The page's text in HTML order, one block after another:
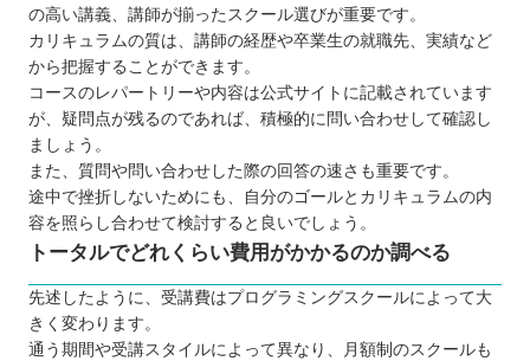
の高い講義、講師が揃ったスクール選びが重要です。
カリキュラムの質は、講師の経歴や卒業生の就職先、実績など
から把握することができます。
コースのレパートリーや内容は公式サイトに記載されています
が、疑問点が残るのであれば、積極的に問い合わせして確認し
ましょう。
また、質問や問い合わせした際の回答の速さも重要です。
途中で挫折しないためにも、自分のゴールとカリキュラムの内
容を照らし合わせて検討すると良いでしょう。
トータルでどれくらい費用がかかるのか調べる
先述したように、受講費はプログラミングスクールによって大
きく変わります。
通う期間や受講スタイルによって異なり、月額制のスクールも